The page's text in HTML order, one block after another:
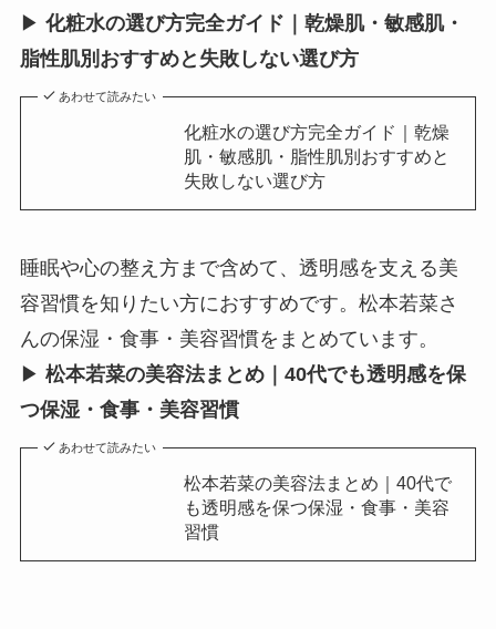
▶ 化粧水の選び方完全ガイド｜乾燥肌・敏感肌・
脂性肌別おすすめと失敗しない選び方
あわせて読みたい
化粧水の選び方完全ガイド｜乾燥
肌・敏感肌・脂性肌別おすすめと
失敗しない選び方
睡眠や心の整え方まで含めて、透明感を支える美
容習慣を知りたい方におすすめです。松本若菜さ
んの保湿・食事・美容習慣をまとめています。
▶ 松本若菜の美容法まとめ｜40代でも透明感を保
つ保湿・食事・美容習慣
あわせて読みたい
松本若菜の美容法まとめ｜40代で
も透明感を保つ保湿・食事・美容
習慣